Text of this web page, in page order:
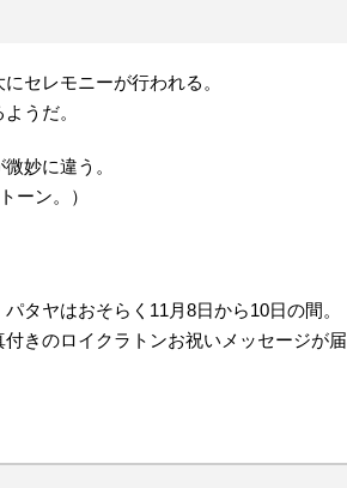
セレモニーが行われる。
うだ。
妙に違う。
ーン。）
タヤはおそらく11月8日から10日の間。
きのロイクラトンお祝いメッセージが届